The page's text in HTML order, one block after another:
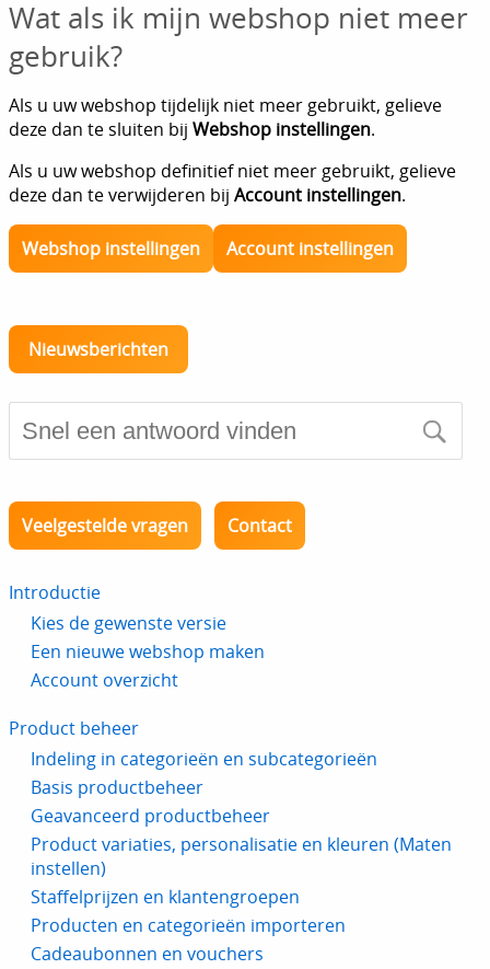
Wat als ik mijn webshop niet meer
gebruik?
Als u uw webshop tijdelijk niet meer gebruikt, gelieve
deze dan te sluiten bij Webshop instellingen.
Als u uw webshop definitief niet meer gebruikt, gelieve
deze dan te verwijderen bij Account instellingen.
Webshop instellingen Account instellingen
Nieuwsberichten
Veelgestelde vragen Contact
Introductie
Kies de gewenste versie
Een nieuwe webshop maken
Account overzicht
Product beheer
Indeling in categorieën en subcategorieën
Basis productbeheer
Geavanceerd productbeheer
Product variaties, personalisatie en kleuren (Maten
instellen)
Staffelprijzen en klantengroepen
Producten en categorieën importeren
Cadeaubonnen en vouchers